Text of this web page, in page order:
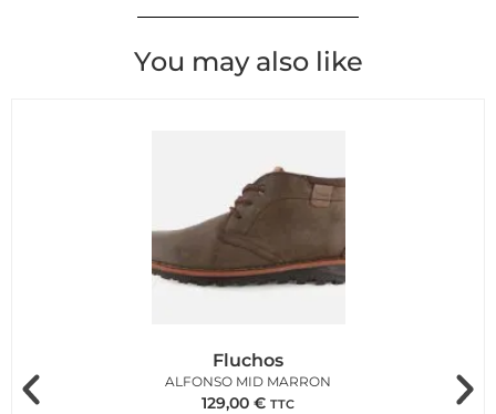
You may also like
Fluchos
ALFONSO MID MARRON
129,00 € TTC